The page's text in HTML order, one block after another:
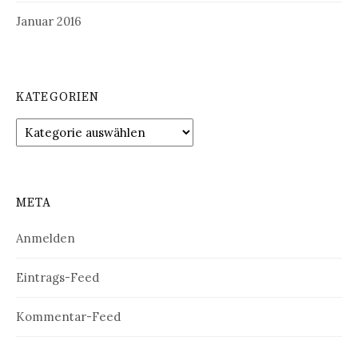
Januar 2016
KATEGORIEN
Kategorien
META
Anmelden
Eintrags-Feed
Kommentar-Feed